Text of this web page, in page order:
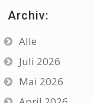
Archiv:
Alle
Juli 2026
Mai 2026